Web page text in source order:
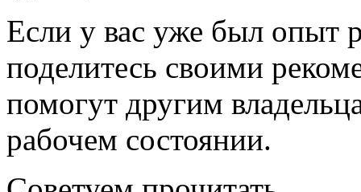
Если у вас уже был опыт
поделитесь своими
помогут другим
рабочем состоянии.